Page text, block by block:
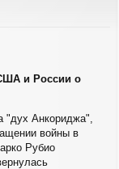
и России о
"дух Анкориджа",
войны в
Рубио